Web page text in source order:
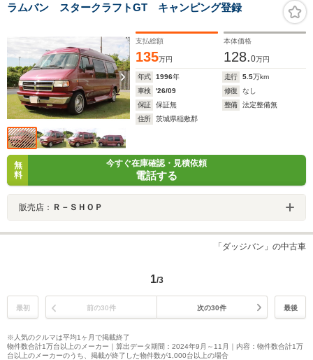
ラムバン スタークラフトGT キャンピング登録
支払総額
135万円
本体価格
128.0万円
年式 1996年 走行 5.5万km
車検
'26/09 修復
なし
保証
保証無 整備
法定整備無
住所
茨城県稲敷郡
無
料
今すぐ在庫確認・見積依頼
電話する
販売店： Ｒ－ＳＨＯＰ
「ダッジバン」の中古車
1/3
最初 前の30件 次の30件 最後
※人気のクルマは平均1ヶ月で掲載終了
物件数合計1万台以上のメーカー｜算出データ期間：2024年9月～11月｜内容：物件数合計1万
台以上のメーカーのうち、掲載が終了した物件数が1,000台以上の場合